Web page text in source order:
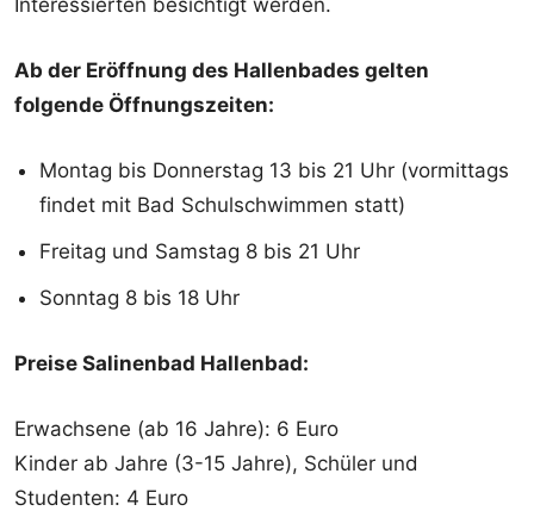
Ab der Eröffnung des Hallenbades gelten
folgende Öffnungszeiten:
Montag bis Donnerstag 13 bis 21 Uhr (vormittags
findet mit Bad Schulschwimmen statt)
Freitag und Samstag 8 bis 21 Uhr
Sonntag 8 bis 18 Uhr
Preise Salinenbad Hallenbad:
Erwachsene (ab 16 Jahre): 6 Euro
Kinder ab Jahre (3-15 Jahre), Schüler und
Studenten: 4 Euro